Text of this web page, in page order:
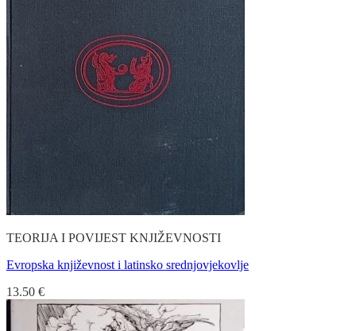
TEORIJA I POVIJEST KNJIŽEVNOSTI
Evropska književnost i latinsko srednjovjekovlje
13.50 €